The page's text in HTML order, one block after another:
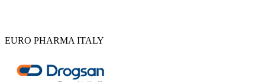
EURO PHARMA ITALY